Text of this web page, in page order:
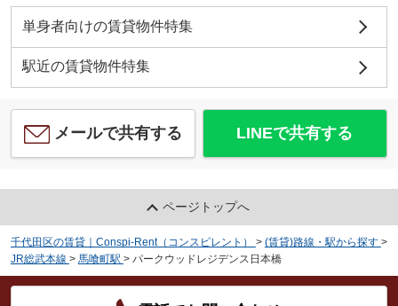
単身者向けの賃貸物件特集
駅近の賃貸物件特集
メールで共有する LINEで共有する
ページトップへ
千代田区の賃貸｜Conspi-Rent（コンスピレント） > (賃貸)路線・駅から探す >
JR総武本線 > 馬喰町駅 > パークウッドレジデンス日本橋